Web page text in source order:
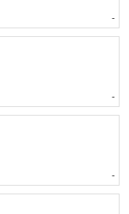
-
-
-